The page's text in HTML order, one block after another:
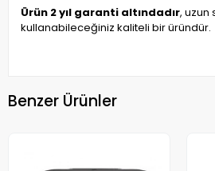
Ürün 2 yıl garanti altındadır, uzun
kullanabileceğiniz kaliteli bir üründür.
Benzer Ürünler